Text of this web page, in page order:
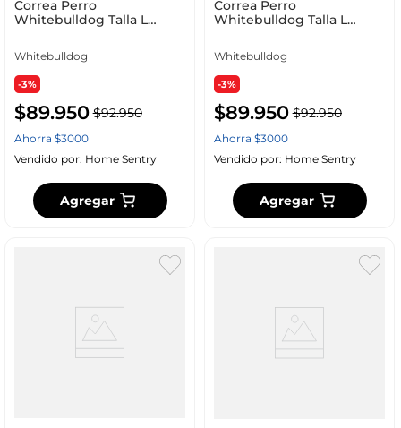
Correa Perro
Whitebulldog Talla L
Whitebulldog
-3%
$89.950 $92.950
Ahorra $3000
Vendido por: Home Sentry
Agregar
Correa Perro
Whitebulldog Talla L
Whitebulldog
-3%
$89.950 $92.950
Ahorra $3000
Vendido por: Home Sentry
Agregar